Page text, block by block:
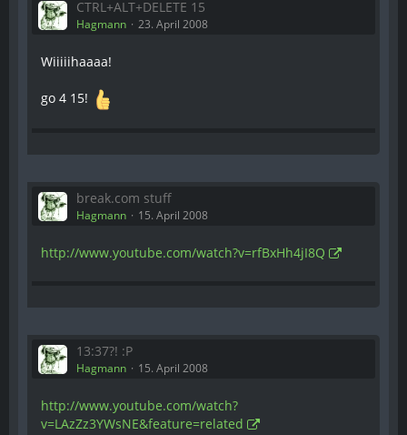
CTRL+ALT+DELETE 15
Hagmann 23. April 2008
Wiiiiihaaaa!
go 4 15!
break.com stuff
Hagmann 15. April 2008
http://www.youtube.com/watch?v=rfBxHh4jI8Q
13:37?! :P
Hagmann 15. April 2008
http://www.youtube.com/watch?
v=LAzZz3YWsNE&feature=related